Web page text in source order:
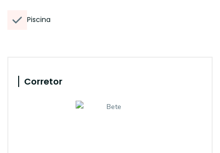
Piscina
Corretor